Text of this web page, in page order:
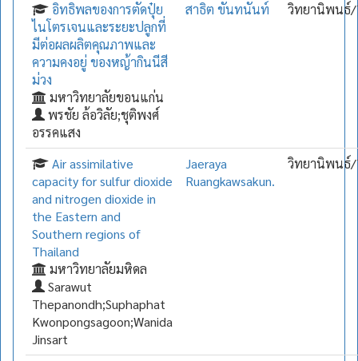
อิทธิพลของการตัดปุ๋ย
ไนโตรเจนและระยะปลูกที่
มีต่อผลผลิตคุณภาพและ
ความคงอยู่ ของหญ้ากินนีสี
ม่วง
มหาวิทยาลัยขอนแก่น
พรชัย ล้อวิลัย;ชุติพงศ์
อรรคแสง
สาธิต ขันทนันท์ วิทยานิพนธ์/
Air assimilative
capacity for sulfur dioxide
and nitrogen dioxide in
the Eastern and
Southern regions of
Thailand
มหาวิทยาลัยมหิดล
Sarawut
Thepanondh;Suphaphat
Kwonpongsagoon;Wanida
Jinsart
Jaeraya
Ruangkawsakun.
วิทยานิพนธ์/